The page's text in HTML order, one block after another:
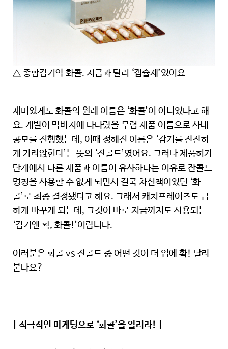
△ 종합감기약 화콜. 지금과 달리 ‘캡슐제’였어요
재미있게도 화콜의 원래 이름은 ‘화콜’이 아니었다고 해
요. 개발이 막바지에 다다랐을 무렵 제품 이름으로 사내
공모를 진행했는데, 이때 정해진 이름은 ‘감기를 잔잔하
게 가라앉힌다’는 뜻의 ‘잔콜드’였어요. 그러나 제품허가
단계에서 다른 제품과 이름이 유사하다는 이유로 잔콜드
명칭을 사용할 수 없게 되면서 결국 차선책이었던 ‘화
콜’로 최종 결정됐다고 해요. 그래서 캐치프레이즈도 급
하게 바꾸게 되는데, 그것이 바로 지금까지도 사용되는
‘감기엔 확, 화콜!’이랍니다.
여러분은 화콜 vs 잔콜드 중 어떤 것이 더 입에 확! 달라
붙나요?
| 적극적인 마케팅으로 ‘화콜’을 알려라! |